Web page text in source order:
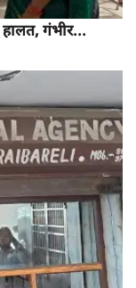
हालत, गंभीर...